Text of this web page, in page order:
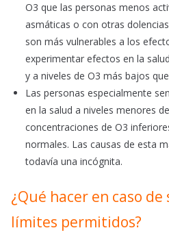
O3 que las personas menos
asmáticas o con otras
son más vulnerables a los
experimentar efectos en la
y a niveles de O3 más bajos
Las personas especialmente
en la salud a niveles menores
concentraciones de O3
normales. Las causas de esta
todavía una incógnita.
¿Qué hacer en caso
límites permitidos?